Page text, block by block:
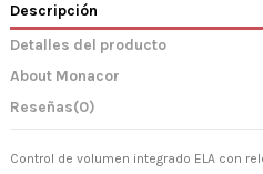
Descripción
Detalles del producto
About Monacor
Reseñas(0)
Control de volumen integrado ELA con